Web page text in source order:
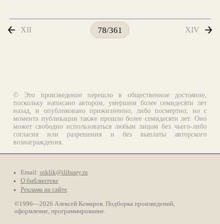
XII 78/361 XIV
© Это произведение перешло в общественное достояние,
поскольку написано автором, умершим более семидесяти лет
назад, и опубликовано прижизненно, либо посмертно, но с
момента публикации также прошло более семидесяти лет. Оно
может свободно использоваться любым лицом без чьего-либо
согласия или разрешения и без выплаты авторского
вознаграждения.
Email: otklik@ilibrary.ru
О библиотеке
Реклама на сайте
©1996—2026 Алексей Комаров. Подборка произведений,
оформление, программирование.